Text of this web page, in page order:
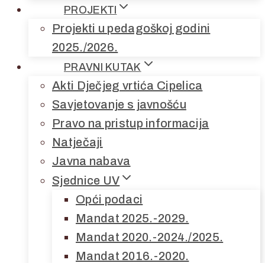
PROJEKTI
Projekti u pedagoškoj godini
2025./2026.
PRAVNI KUTAK
Akti Dječjeg vrtića Cipelica
Savjetovanje s javnošću
Pravo na pristup informacija
Natječaji
Javna nabava
Sjednice UV
Opći podaci
Mandat 2025.-2029.
Mandat 2020.-2024./2025.
Mandat 2016.-2020.